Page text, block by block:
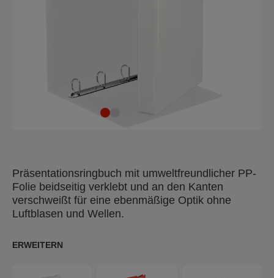
Präsentationsringbuch mit umweltfreundlicher PP-
Folie beidseitig verklebt und an den Kanten
verschweißt für eine ebenmäßige Optik ohne
Luftblasen und Wellen.
ERWEITERN